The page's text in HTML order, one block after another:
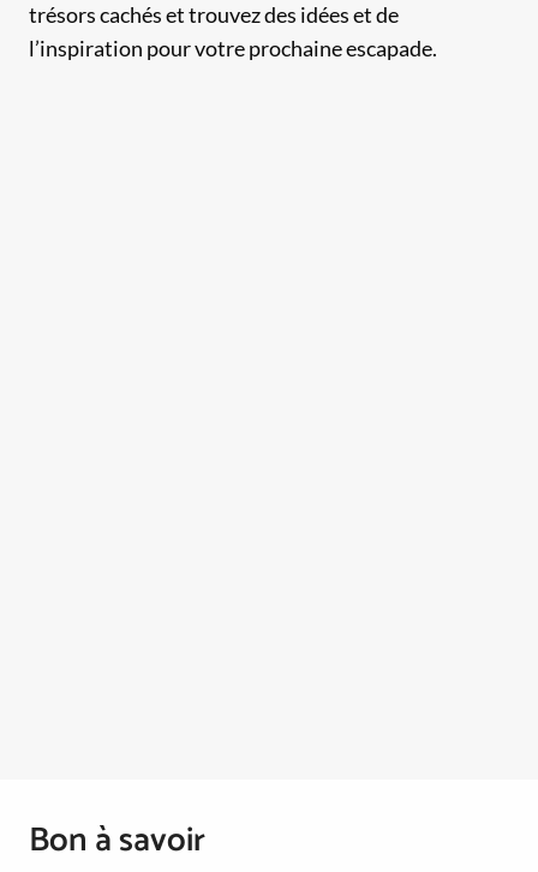
trésors cachés et trouvez des idées et de
l’inspiration pour votre prochaine escapade.
Bon à savoir